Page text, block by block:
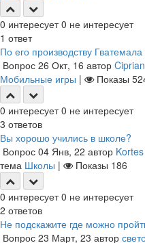
0 интересует 0 не интересует
1 ответ
По его производству
Вопрос 26 Окт, 16 автор Ciprian
Мобильные игры | Показы
0 интересует 0 не интересует
3 ответов
Вы хорошо учились в школе?
Вопрос 04 Янв, 22 автор Kortes
тема Школы | Показы 186
0 интересует 0 не интересует
2 ответов
Не подскажите где можно
Вопрос 23 Март, 23 автор